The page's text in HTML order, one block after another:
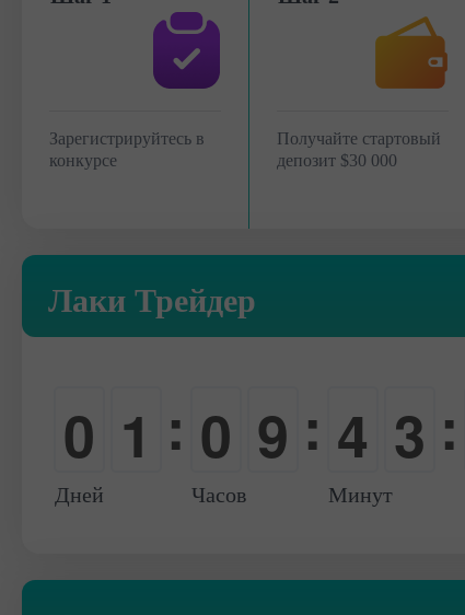
Зарегистрируйтесь в
конкурсе
Получайте стартовый
депозит $30 000
Лаки Трейдер
0
-
1 : 0
-
9 : 4
0
3 :
Дней Часов Минут